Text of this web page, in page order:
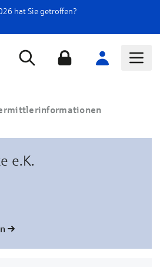
hat Sie getroffen?
e.K.